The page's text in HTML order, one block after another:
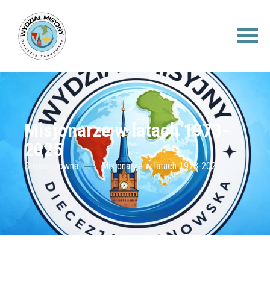
Misjonarze w latach 1973-
2025
Strona główna Misjonarze w latach 1973-2025